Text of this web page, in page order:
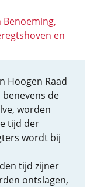
en
Hoogen Raad
de
worden
tijd der
wordt bij
tijd zijner
ontslagen,